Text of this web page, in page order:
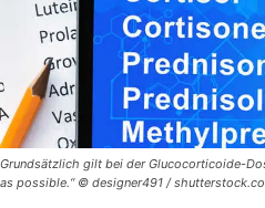
Grundsätzlich gilt bei der Glucocorticoide-
as possible.“ © designer491 /